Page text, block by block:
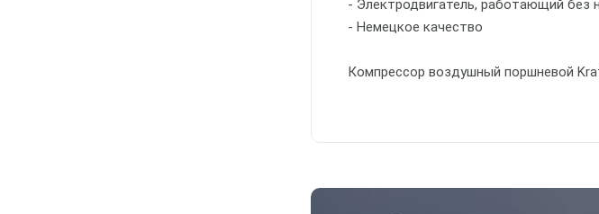
- Электродвигатель, работающий без
- Немецкое качество
Компрессор воздушный поршневой